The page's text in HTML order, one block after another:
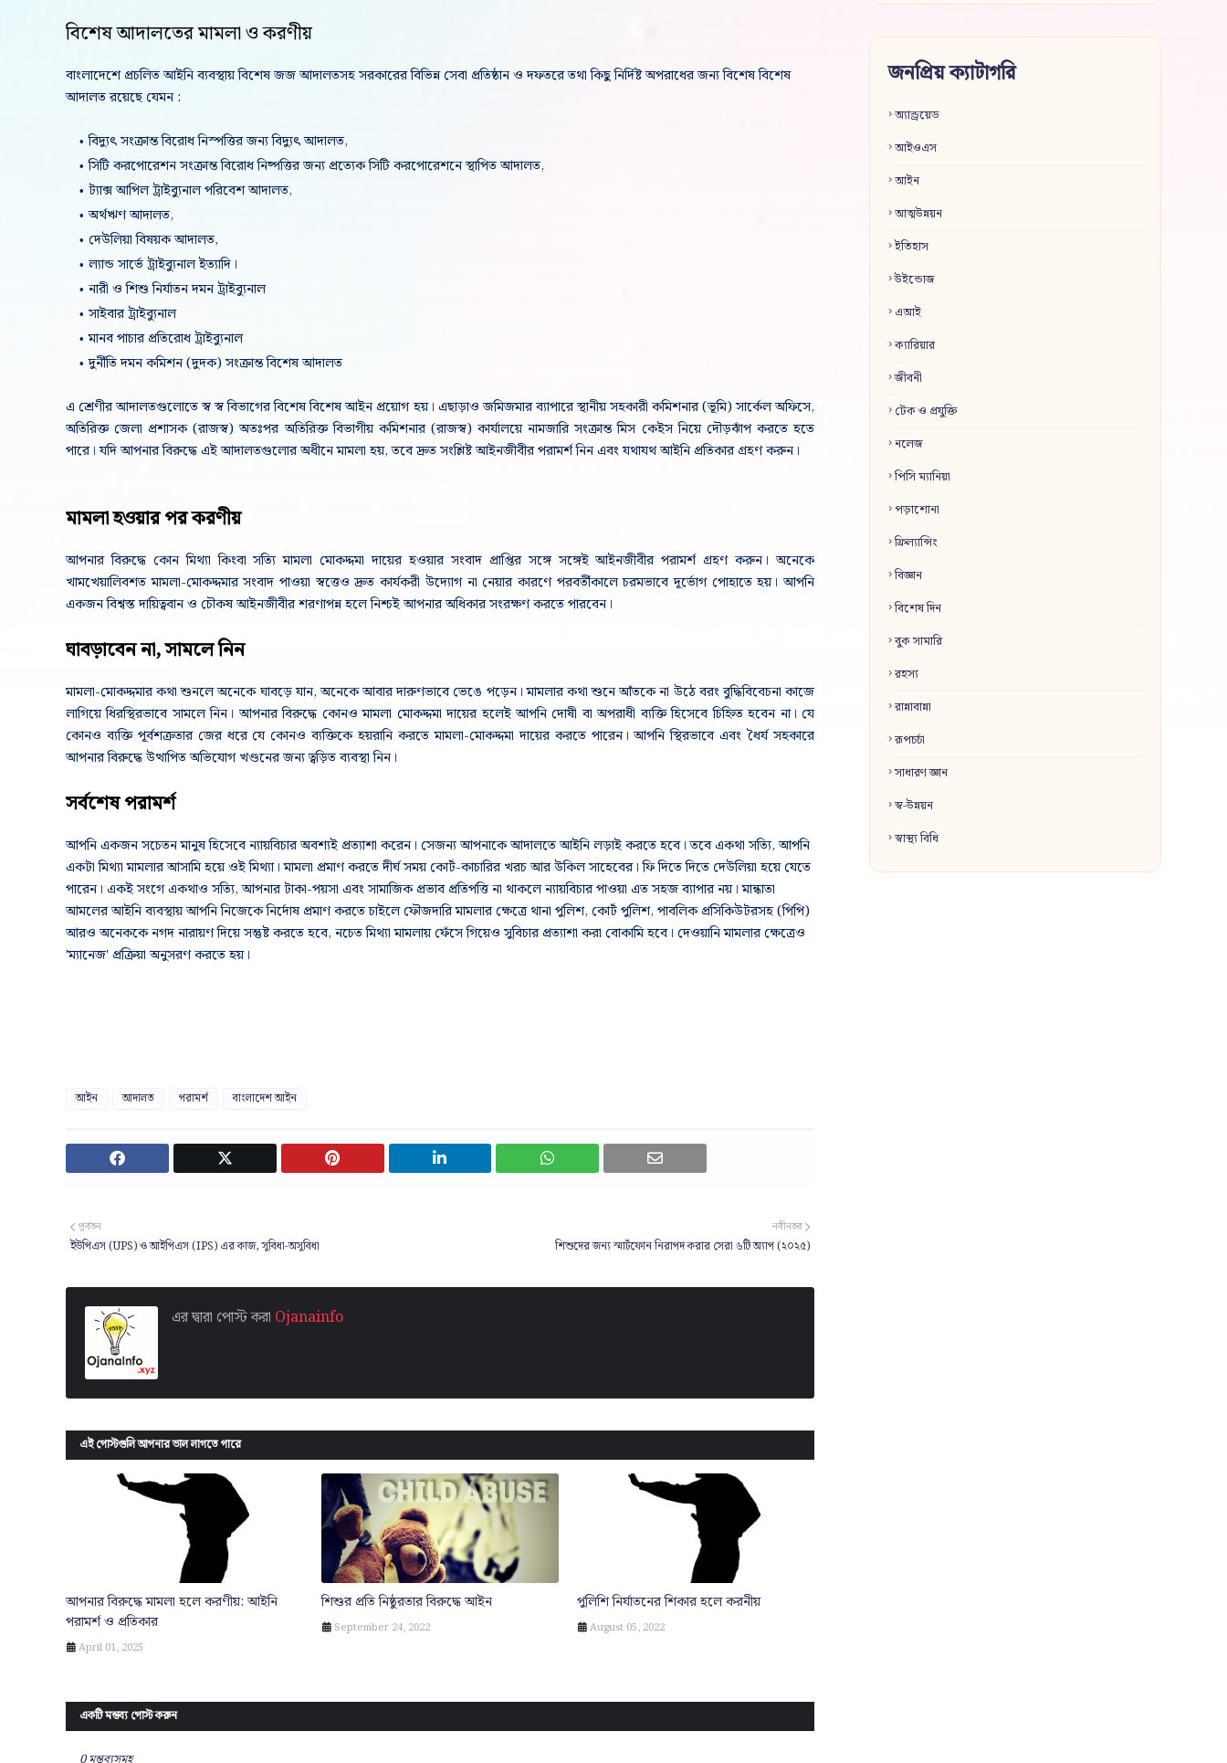
বিশেষ আদালতের মামলা ও করণীয়
বাংলাদেশে প্রচলিত আইনি ব্যবস্থায় বিশেষ জজ আদালতসহ সরকারের বিভিন্ন সেবা প্রতিষ্ঠান ও দফতরে তথাকিছু নির্দিষ্ট অপরাধের জন্যবিশেষ বিশেষ
আদালত রয়েছে যেমন :
বিদ্যুৎ সংক্রান্ত বিরোধ নিস্পত্তির জন্য বিদ্যুৎ আদালত,
সিটি করপোরেশন সংক্রান্ত বিরোধ নিষ্পত্তির জন্য প্রত্যেক সিটি করপোরেশনে স্থাপিত আদালত,
ট্যাক্স আপিল ট্রাইব্যুনাল পরিবেশ আদালত,
অর্থঋণ আদালত,
দেউলিয়া বিষয়ক আদালত,
ল্যান্ড সার্ভে ট্রাইব্যুনাল ইত্যাদি।
নারী ও শিশু নির্যাতন দমন ট্রাইব্যুনাল
সাইবার ট্রাইব্যুনাল
মানব পাচার প্রতিরোধ ট্রাইব্যুনাল
দুর্নীতি দমন কমিশন (দুদক) সংক্রান্ত বিশেষ আদালত
এ শ্রেণীর আদালতগুলোতে স্ব স্ব বিভাগের বিশেষ বিশেষ আইন প্রয়োগ হয়। এছাড়াও জমিজমার ব্যাপারে স্থানীয় সহকারী কমিশনার (ভূমি) সার্কেল অফিসে,
অতিরিক্ত জেলা প্রশাসক (রাজস্ব) অতঃপর অতিরিক্ত বিভাগীয় কমিশনার (রাজস্ব) কার্যালয়ে নামজারি সংক্রান্ত মিস কেইস নিয়ে দৌড়ঝাঁপ করতে হতে
পারে।যদি আপনার বিরুদ্ধে এই আদালতগুলোর অধীনে মামলা হয়, তবে দ্রুত সংশ্লিষ্ট আইনজীবীর পরামর্শ নিন এবং যথাযথ আইনি প্রতিকার গ্রহণ করুন।
মামলা হওয়ার পর করণীয়
আপনার বিরুদ্ধে কোন মিথ্যা কিংবা সত্যি মামলা মোকদ্দমা দায়ের হওয়ার সংবাদ প্রাপ্তির সঙ্গে সঙ্গেই আইনজীবীর পরামর্শ গ্রহণ করুন। অনেকে
খামখেয়ালিবশত মামলা-মোকদ্দমার সংবাদ পাওয়া স্বত্তেও দ্রুত কার্যকরী উদ্যোগ না নেয়ার কারণে পরবর্তীকালে চরমভাবে দূর্ভোগ পোহাতে হয়। আপনি
একজন বিশ্বস্ত দায়িত্ববান ও চৌকষ আইনজীবীর শরণাপন্ন হলে নিশ্চই আপনার অধিকার সংরক্ষণ করতে পারবেন।
ঘাবড়াবেন না, সামলে নিন
মামলা-মোকদ্দমার কথা শুনলে অনেকে ঘাবড়ে যান, অনেকে আবার দারুণভাবে ভেঙে পড়েন। মামলার কথা শুনে আঁতকে না উঠে বরং বুদ্ধিবিবেচনা কাজে
লাগিয়ে ধিরস্থিরভাবে সামলে নিন। আপনার বিরুদ্ধে কোনও মামলা মোকদ্দমা দায়ের হলেই আপনি দোষী বা অপরাধী ব্যক্তি হিসেবে চিহ্নিত হবেন না। যে
কোনও ব্যক্তি পূর্বশত্রুতার জের ধরে যে কোনও ব্যক্তিকে হয়রানি করতে মামলা-মোকদ্দমা দায়ের করতে পারেন। আপনি স্থিরভাবে এবং ধৈর্য সহকারে
আপনার বিরুদ্ধে উত্থাপিত অভিযোগ খণ্ডনের জন্য ত্বড়িত ব্যবস্থা নিন।
সর্বশেষ পরামর্শ
আপনি একজন সচেতন মানুষ হিসেবে ন্যায়বিচার অবশ্যই প্রত্যাশা করেন। সেজন্য আপনাকে আদালতে আইনি লড়াই করতে হবে। তবে একথা সত্যি, আপনি
একটা মিথ্যা মামলার আসামি হয়ে ওই মিথ্যা। মামলা প্রমাণ করতে দীর্ঘ সময় কোর্ট-কাচারির খরচ আর উকিল সাহেবের। ফি দিতে দিতে দেউলিয়া হয়ে যেতে
পারেন। একই সংগে একথাও সত্যি, আপনার টাকা-পয়সা এবং সামাজিক প্রভাব প্রতিপত্তি না থাকলে ন্যায়বিচার পাওয়া এত সহজ ব্যাপার নয়। মান্ধাতা
আমলের আইনি ব্যবস্থায় আপনি নিজেকে নির্দোষ প্রমাণ করতে চাইলে ফৌজদারি মামলার ক্ষেত্রে থানা পুলিশ, কোর্ট পুলিশ, পাবলিক প্রসিকিউটরসহ (পিপি)
আরও অনেককে নগদ নারায়ণ দিয়ে সন্তুষ্ট করতে হবে, নচেত মিথ্যা মামলায় ফেঁসে গিয়েও সুবিচার প্রত্যাশা করা বোকামি হবে। দেওয়ানি মামলার ক্ষেত্রেও
'ম্যানেজ' প্রক্রিয়া অনুসরণ করতে হয়।
আইন আদালত পরামর্শ বাংলাদেশ আইন
নবীনতর
শিশুদের জন্য স্মার্টফোন নিরাপদ করার সেরা ৬টি অ্যাপ (২০২৫)
পূর্বতন
ইউপিএস (UPS) ও আইপিএস (IPS) এর কাজ, সুবিধা-অসুবিধা
এর দ্বারা পোস্ট করা Ojanainfo
এই পোস্টগুলি আপনার ভাল লাগতে পারে
আপনার বিরুদ্ধে মামলা হলে করণীয়: আইনি
পরামর্শ ও প্রতিকার
April 01, 2025
শিশুর প্রতি নিষ্ঠুরতার বিরুদ্ধে আইন
September 24, 2022
পুলিশি নির্যাতনের শিকার হলে করনীয়
August 05, 2022
একটি মন্তব্য পোস্ট করুন
জনপ্রিয় ক্যাটাগরি
অ্যান্ড্রয়েড
আইওএস
আইন
আত্মউন্নয়ন
ইতিহাস
উইন্ডোজ
এআই
ক্যারিয়ার
জীবনী
টেক ও প্রযুক্তি
নলেজ
পিসি ম্যানিয়া
পড়াশোনা
ফ্রিল্যান্সিং
বিজ্ঞান
বিশেষ দিন
বুক সামারি
রহস্য
রান্নাবান্না
রূপচর্চা
সাধারণ জ্ঞান
স্ব-উন্নয়ন
স্বাস্থ্য বিধি